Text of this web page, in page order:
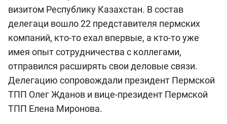
визитом Республику Казахстан. В состав
делегаци вошло 22 представителя пермских
компаний, кто-то ехал впервые, а кто-то уже
имея опыт сотрудничества с коллегами,
отправился расширять свои деловые связи.
Делегацию сопровождали президент Пермской
ТПП Олег Жданов и вице-президент Пермской
ТПП Елена Миронова.